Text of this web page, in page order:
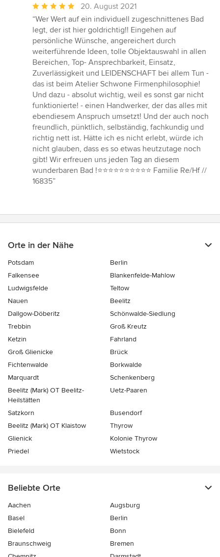
Durchschnittliche
Bewertung:
5
von
5
Sternen
20. August 2021
“Wer Wert auf ein individuell zugeschnittenes Bad
legt, der ist hier goldrichtig!! Eingehen auf
persönliche Wünsche, angereichert durch
weiterführende Ideen, tolle Objektauswahl in allen
Bereichen, Top- Ansprechbarkeit, Einsatz,
Zuverlässigkeit und LEIDENSCHAFT bei allem Tun -
das ist beim Atelier Schwone Firmenphilosophie!
Und dazu - absolut wichtig, weil es sonst gar nicht
funktionierte! - einen Handwerker, der das alles mit
ebendiesem Anspruch umsetzt! Und der auch noch
freundlich, pünktlich, selbständig, fachkundig und
richtig nett ist. Hätte ich es nicht erlebt, würde ich
nicht glauben, dass es so etwas heutzutage noch
gibt! Wir erfreuen uns jeden Tag an diesem
wunderbaren Bad !⭐️⭐️⭐️⭐️⭐️⭐️⭐️⭐️⭐️⭐️ Familie Re/Hf //
16835”
Orte in der Nähe
Potsdam
Berlin
Falkensee
Blankenfelde-Mahlow
Ludwigsfelde
Teltow
Nauen
Beelitz
Dallgow-Döberitz
Schönwalde-Siedlung
Trebbin
Groß Kreutz
Ketzin
Fahrland
Groß Glienicke
Brück
Fichtenwalde
Borkwalde
Marquardt
Schenkenberg
Beelitz (Mark) OT Beelitz-
Heilstätten
Uetz-Paaren
Satzkorn
Busendorf
Beelitz (Mark) OT Klaistow
Thyrow
Glienick
Kolonie Thyrow
Priedel
Wietstock
Beliebte Orte
Aachen
Augsburg
Basel
Berlin
Bielefeld
Bonn
Braunschweig
Bremen